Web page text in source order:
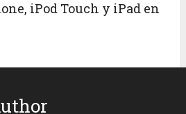
iPod Touch y iPad en